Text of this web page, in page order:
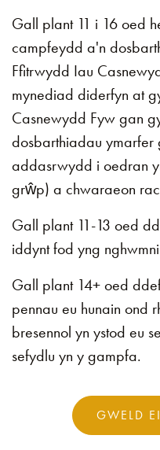
Gall plant 11 i 16 oed
campfeydd a'n
Ffitrwydd Iau
mynediad diderfyn at
Casnewydd Fyw gan
dosbarthiadau ymarfer
addasrwydd i oedran
grŵp) a chwaraeon
Gall plant 11-13 oed
iddynt fod yng
Gall plant 14+ oed
pennau eu hunain ond
bresennol yn ystod eu
sefydlu yn y gampfa.
GWELD